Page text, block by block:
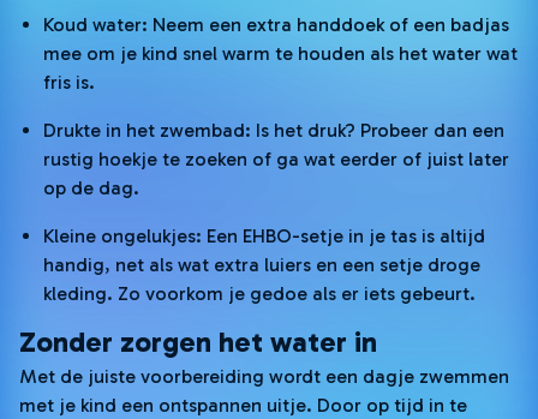
Koud water: Neem een extra handdoek of een badjas
mee om je kind snel warm te houden als het water wat
fris is.
Drukte in het zwembad: Is het druk? Probeer dan een
rustig hoekje te zoeken of ga wat eerder of juist later
op de dag.
Kleine ongelukjes: Een EHBO-setje in je tas is altijd
handig, net als wat extra luiers en een setje droge
kleding. Zo voorkom je gedoe als er iets gebeurt.
Zonder zorgen het water in
Met de juiste voorbereiding wordt een dagje zwemmen
met je kind een ontspannen uitje. Door op tijd in te